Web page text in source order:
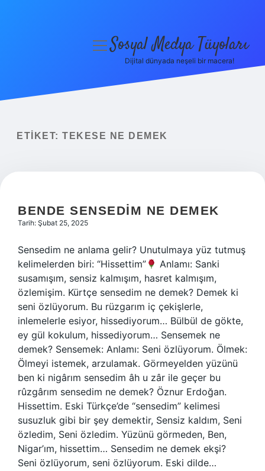
Yasal Uyarı
menüyüSosyal Medya Tüyoları
Dijital dünyada neşeli bir macera!
ETIKET: TEKESE NE DEMEK
BENDE SENSEDIM NE DEMEK
Tarih: Şubat 25, 2025
Sensedim ne anlama gelir? Unutulmaya yüz tutmuş
kelimelerden biri: “Hissettim”
Anlamı: Sanki
susamışım, sensiz kalmışım, hasret kalmışım,
özlemişim. Kürtçe sensedim ne demek? Demek ki
seni özlüyorum. Bu rüzgarım iç çekişlerle,
inlemelerle esiyor, hissediyorum… Bülbül de gökte,
ey ​​gül kokulum, hissediyorum… Sensemek ne
demek? Sensemek: Anlamı: Seni özlüyorum. Ölmek:
Ölmeyi istemek, arzulamak. Görmeyelden yüzünü
ben ki nigârım sensedim âh u zâr ile geçer bu
rûzgârım sensedim ne demek? Öznur Erdoğan.
Hissettim. Eski Türkçe’de “sensedim” kelimesi
susuzluk gibi bir şey demektir, Sensiz kaldım, Seni
özledim, Seni özledim. Yüzünü görmeden, Ben,
Nigar’ım, hissettim… Sensedim ne demek ekşi?
Seni özlüyorum, seni özlüyorum. Eski dilde…